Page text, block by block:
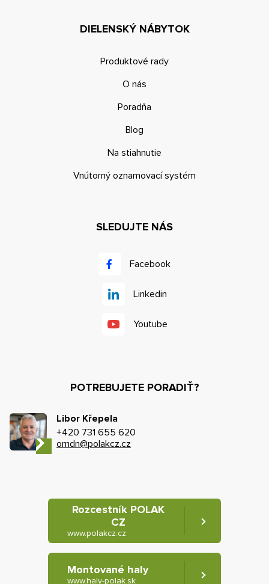
DIELENSKÝ NÁBYTOK
Produktové rady
O nás
Poradňa
Blog
Na stiahnutie
Vnútorný oznamovací systém
SLEDUJTE NÁS
Facebook
Linkedin
Youtube
POTREBUJETE PORADIŤ?
Libor Křepela
+420 731 655 620
omdn@polakcz.cz
Rozcestník POLAK
CZ
www.polakcz.cz
Montované haly
www.haly-polak.sk